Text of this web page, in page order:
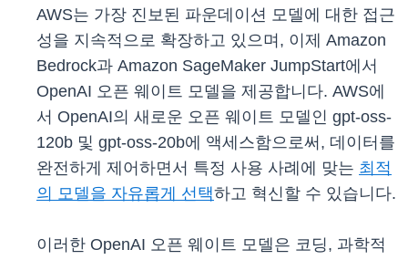
AWS는 가장 진보된 파운데이션 모델에 대한 접근
성을 지속적으로 확장하고 있으며, 이제 Amazon
Bedrock과 Amazon SageMaker JumpStart에서
OpenAI 오픈 웨이트 모델을 제공합니다. AWS에
서 OpenAI의 새로운 오픈 웨이트 모델인 gpt-oss-
120b 및 gpt-oss-20b에 액세스함으로써, 데이터를
완전하게 제어하면서 특정 사용 사례에 맞는 최적
의 모델을 자유롭게 선택하고 혁신할 수 있습니다.
이러한 OpenAI 오픈 웨이트 모델은 코딩, 과학적